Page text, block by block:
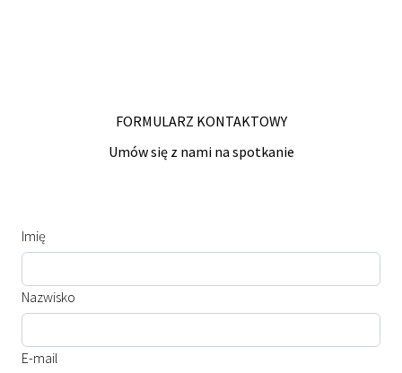
FORMULARZ KONTAKTOWY
Umów się z nami na spotkanie
Imię
Nazwisko
E-mail